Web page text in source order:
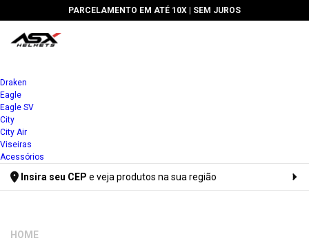
PARCELAMENTO EM ATÉ 10X | SEM JUROS
Draken
Eagle
Eagle SV
City
City Air
Viseiras
Acessórios
Insira seu CEP e veja produtos na sua região